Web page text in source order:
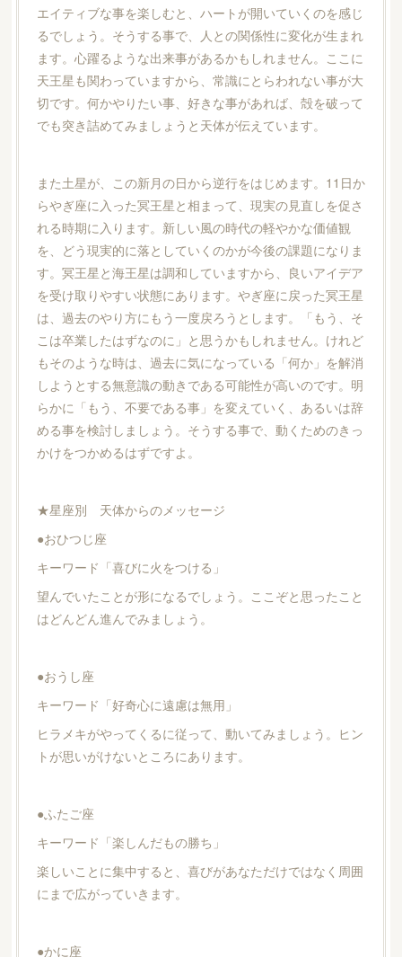
エイティブな事を楽しむと、ハートが開いていくのを感じ
るでしょう。そうする事で、人との関係性に変化が生まれ
ます。心躍るような出来事があるかもしれません。ここに
天王星も関わっていますから、常識にとらわれない事が大
切です。何かやりたい事、好きな事があれば、殻を破って
でも突き詰めてみましょうと天体が伝えています。
また土星が、この新月の日から逆行をはじめます。11日か
らやぎ座に入った冥王星と相まって、現実の見直しを促さ
れる時期に入ります。新しい風の時代の軽やかな価値観
を、どう現実的に落としていくのかが今後の課題になりま
す。冥王星と海王星は調和していますから、良いアイデア
を受け取りやすい状態にあります。やぎ座に戻った冥王星
は、過去のやり方にもう一度戻ろうとします。「もう、そ
こは卒業したはずなのに」と思うかもしれません。けれど
もそのような時は、過去に気になっている「何か」を解消
しようとする無意識の動きである可能性が高いのです。明
らかに「もう、不要である事」を変えていく、あるいは辞
める事を検討しましょう。そうする事で、動くためのきっ
かけをつかめるはずですよ。
★星座別 天体からのメッセージ
●おひつじ座
キーワード「喜びに火をつける」
望んでいたことが形になるでしょう。ここぞと思ったこと
はどんどん進んでみましょう。
●おうし座
キーワード「好奇心に遠慮は無用」
ヒラメキがやってくるに従って、動いてみましょう。ヒン
トが思いがけないところにあります。
●ふたご座
キーワード「楽しんだもの勝ち」
楽しいことに集中すると、喜びがあなただけではなく周囲
にまで広がっていきます。
●かに座